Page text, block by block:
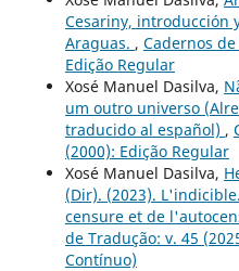
Cesariny, introducción
Araguas. , Cadernos
Edição Regular
Xosé Manuel Dasilva,
um outro universo
traducido al español) ,
(2000): Edição Regular
Xosé Manuel Dasilva,
(Dir). (2023).
censure et de
de Tradução: v. 45
Contínuo)